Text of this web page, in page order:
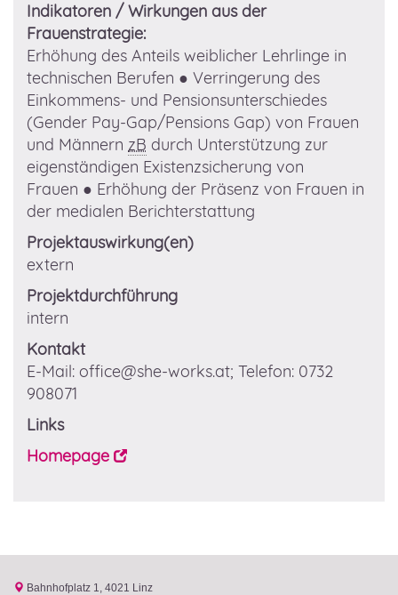
Indikatoren / Wirkungen aus der
Frauenstrategie:
Erhöhung des Anteils weiblicher Lehrlinge in
technischen Berufen ● Verringerung des
Einkommens- und Pensionsunterschiedes
(Gender Pay-Gap/Pensions Gap) von Frauen
und Männern zB durch Unterstützung zur
eigenständigen Existenzsicherung von
Frauen ● Erhöhung der Präsenz von Frauen in
der medialen Berichterstattung
Projektauswirkung(en)
extern
Projektdurchführung
intern
Kontakt
E-Mail: office@she-works.at; Telefon: 0732
908071
Links
Homepage
Bahnhofplatz 1 4021 Linz